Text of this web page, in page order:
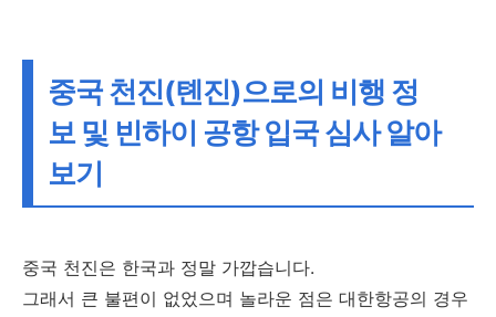
중국 천진(톈진)으로의 비행 정
보 및 빈하이 공항 입국 심사 알아
보기
중국 천진은 한국과 정말 가깝습니다.
그래서 큰 불편이 없었으며 놀라운 점은 대한항공의 경우